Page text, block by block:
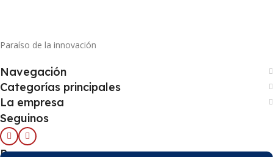
Paraíso de la innovación
Navegación
Categorías principales
La empresa
Seguinos
Pago seguro